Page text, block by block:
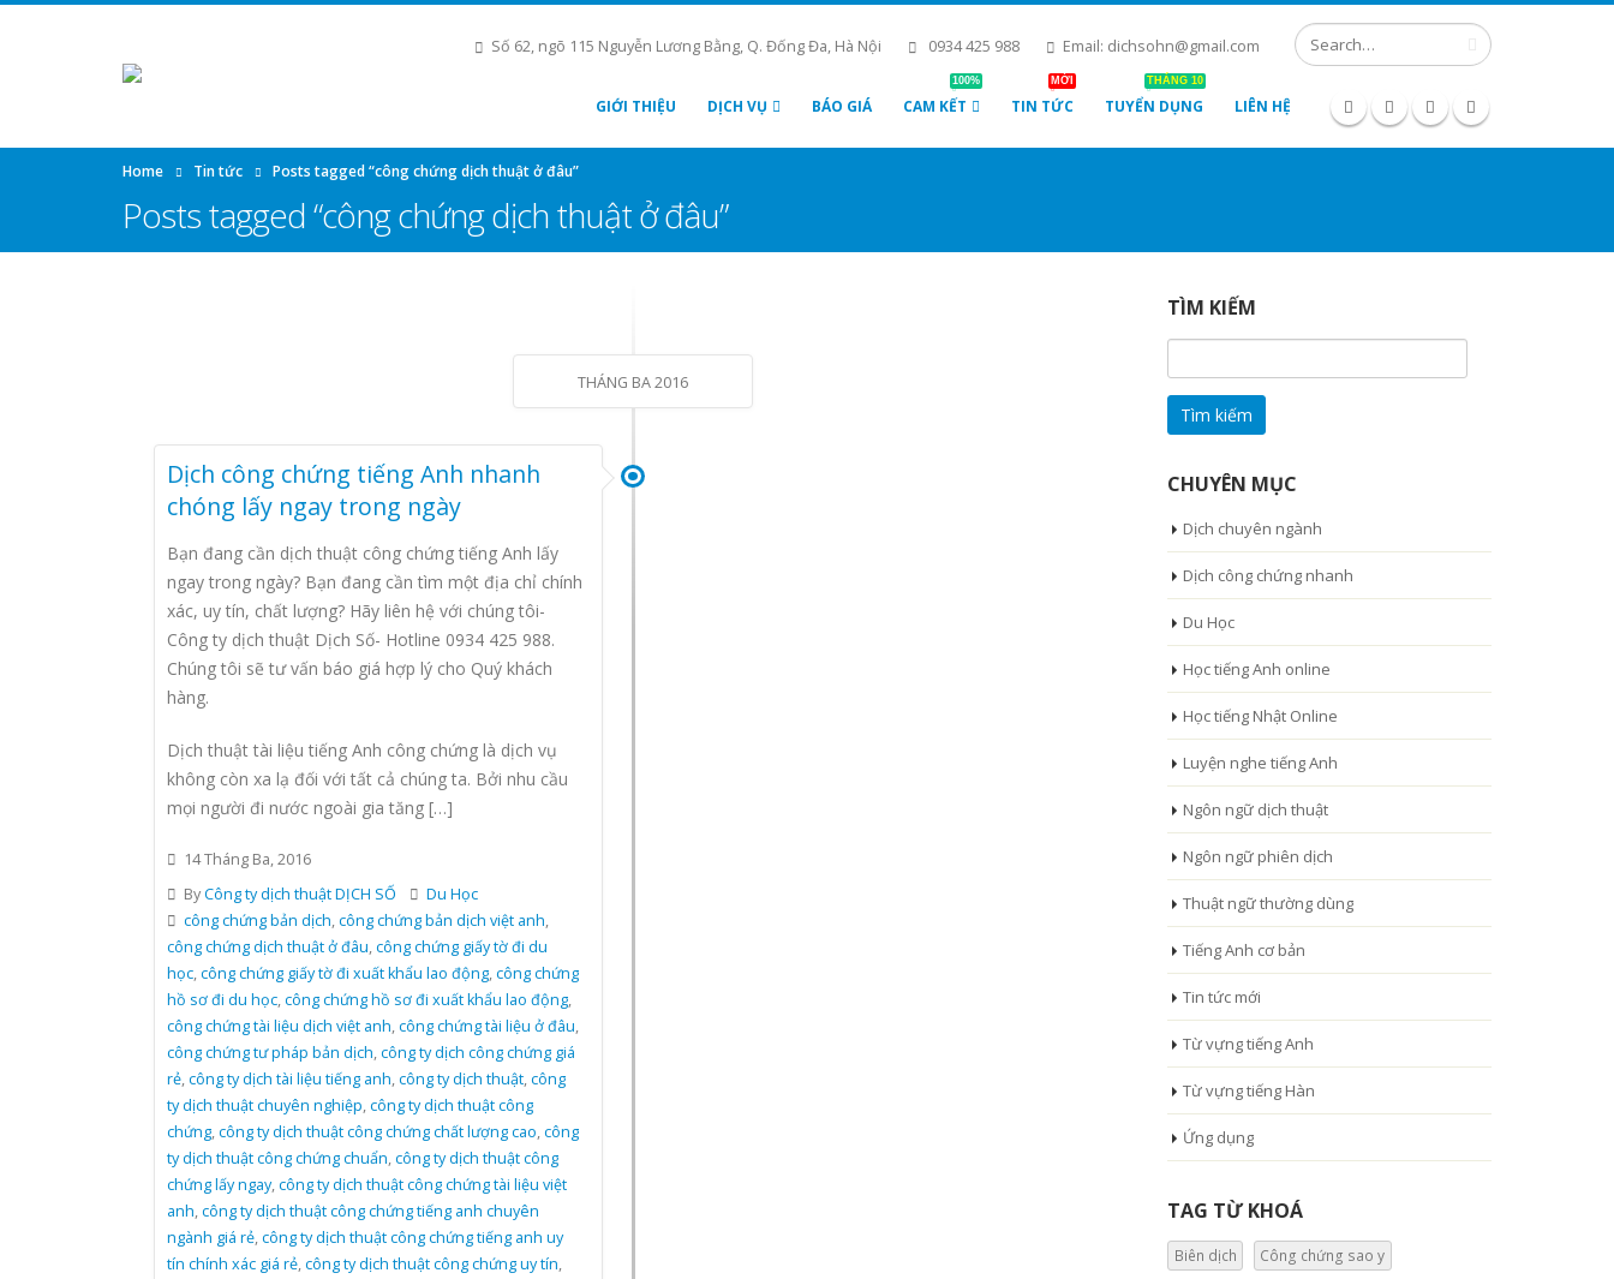
Số 62, ngõ 115 Nguyễn Lương Bằng, Q. Đống Đa, Hà Nội 0934 425 988 Email: dichsohn@gmail.com
GIỚI THIỆU DỊCH VỤ BÁO GIÁ CAM KẾT
100%
TIN TỨC
MỚI
TUYỂN DỤNG
THÁNG 10
LIÊN HỆ
Home Tin tức Posts tagged “công chứng dịch thuật ở đâu”
Posts tagged “công chứng dịch thuật ở đâu”
THÁNG BA 2016
Dịch công chứng tiếng Anh nhanh
chóng lấy ngay trong ngày
Bạn đang cần dịch thuật công chứng tiếng Anh lấy
ngay trong ngày? Bạn đang cần tìm một địa chỉ chính
xác, uy tín, chất lượng? Hãy liên hệ với chúng tôi-
Công ty dịch thuật Dịch Số- Hotline 0934 425 988.
Chúng tôi sẽ tư vấn báo giá hợp lý cho Quý khách
hàng.
Dịch thuật tài liệu tiếng Anh công chứng là dịch vụ
không còn xa lạ đối với tất cả chúng ta. Bởi nhu cầu
mọi người đi nước ngoài gia tăng […]
14 Tháng Ba, 2016
ByCông ty dịch thuật DỊCH SỐ
Du Học
công chứng bản dịch,công chứng bản dịch việt anh,
công chứng dịch thuật ở đâu,công chứng giấy tờ đi du
học,công chứng giấy tờ đi xuất khẩu lao động,công chứng
hồ sơ đi du học,công chứng hồ sơ đi xuất khẩu lao động,
công chứng tài liệu dịch việt anh,công chứng tài liệu ở đâu,
công chứng tư pháp bản dịch,công ty dịch công chứng giá
rẻ,công ty dịch tài liệu tiếng anh,công ty dịch thuật,công
ty dịch thuật chuyên nghiệp,công ty dịch thuật công
chứng,công ty dịch thuật công chứng chất lượng cao,công
ty dịch thuật công chứng chuẩn,công ty dịch thuật công
chứng lấy ngay,công ty dịch thuật công chứng tài liệu việt
anh,công ty dịch thuật công chứng tiếng anh chuyên
ngành giá rẻ,công ty dịch thuật công chứng tiếng anh uy
tín chính xác giá rẻ,công ty dịch thuật công chứng uy tín,
TÌM KIẾM
kiếm
cho:
CHUYÊN MỤC
Dịch chuyên ngành
Dịch công chứng nhanh
Du Học
Học tiếng Anh online
Học tiếng Nhật Online
Luyện nghe tiếng Anh
Ngôn ngữ dịch thuật
Ngôn ngữ phiên dịch
Thuật ngữ thường dùng
Tiếng Anh cơ bản
Tin tức mới
Từ vựng tiếng Anh
Từ vựng tiếng Hàn
Ứng dụng
TAG TỪ KHOÁ
Biên dịch Công chứng sao y